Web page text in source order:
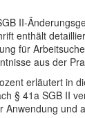
II-
enthält
für
aus der
erläutert in
§ 41a SGB II
Anwendung und